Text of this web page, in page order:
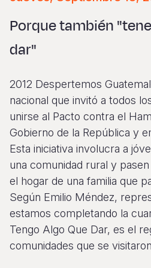
Portuguese, Portugal
Porque también
dar"
2012 Despertemos
nacional que invitó a todos
unirse al Pacto contra el
Gobierno de la República y
Esta iniciativa involucra a
una comunidad rural y
el hogar de una familia que
Según Emilio Méndez,
estamos completando la
Tengo Algo Que Dar, es el
comunidades que se